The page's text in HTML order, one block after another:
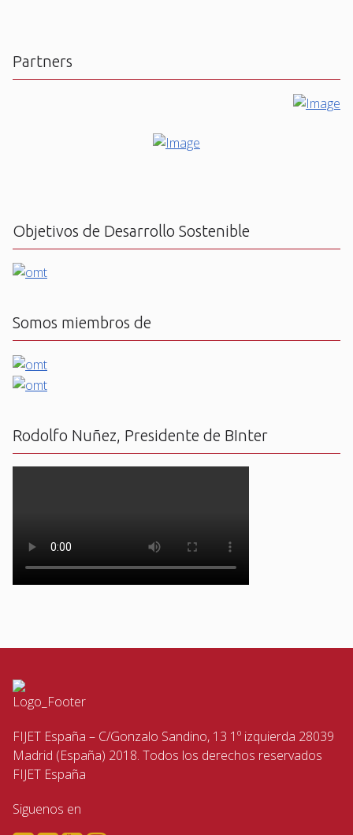
Partners
Objetivos de Desarrollo Sostenible
Somos miembros de
Rodolfo Nuñez, Presidente de BInter
FIJET España – C/Gonzalo Sandino, 13 1º izquierda 28039
Madrid (España) 2018. Todos los derechos reservados
FIJET España
Siguenos en